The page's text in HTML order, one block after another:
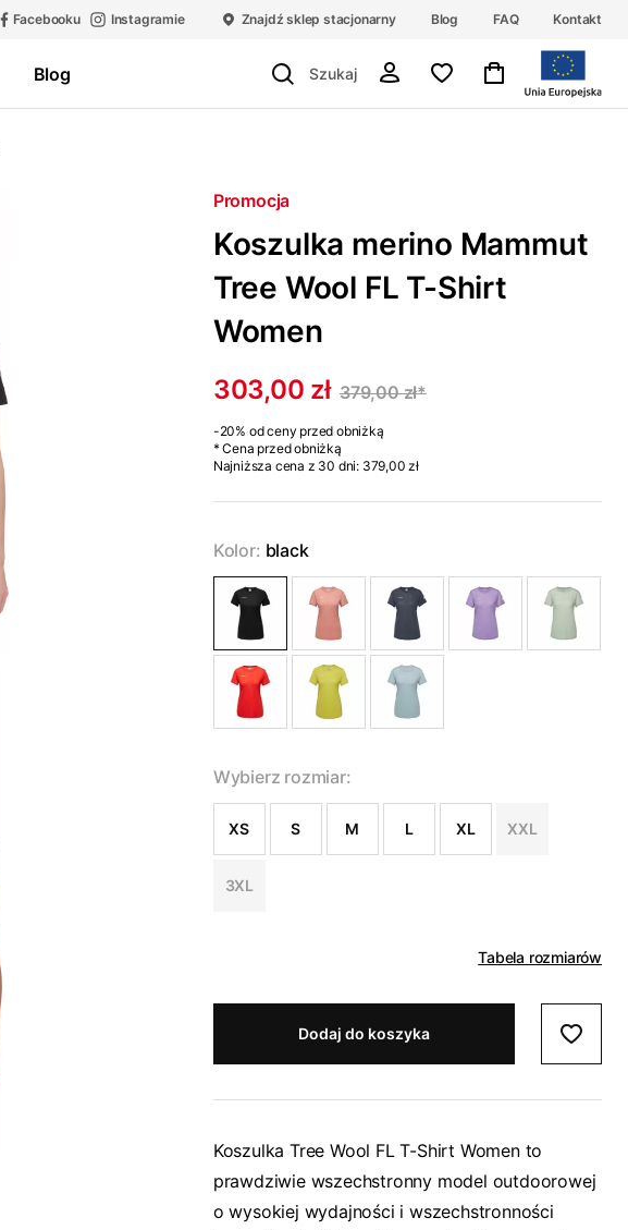
Facebooku Instagramie Znajdź sklep stacjonarny Blog FAQ Kontakt
Blog
Promocja
Koszulka merino Mammut
Tree Wool FL T-Shirt
Women
303,00 zł 379,00 zł*
-20% od ceny przed obniżką
* Cena przed obniżką
Najniższa cena z 30 dni: 379,00 zł
Kolor: black
Wybierz rozmiar:
XS S M L XL XXL
3XL
Tabela rozmiarów
Dodaj do koszyka
Koszulka Tree Wool FL T-Shirt Women to
prawdziwie wszechstronny model outdoorowej
o wysokiej wydajności i wszechstronności